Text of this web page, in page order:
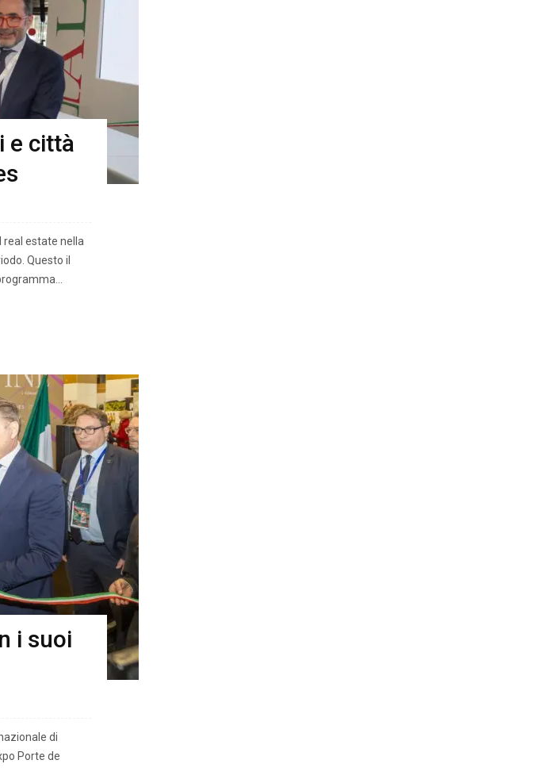
e città
real estate nella
Questo il
i suoi
di
Porte de